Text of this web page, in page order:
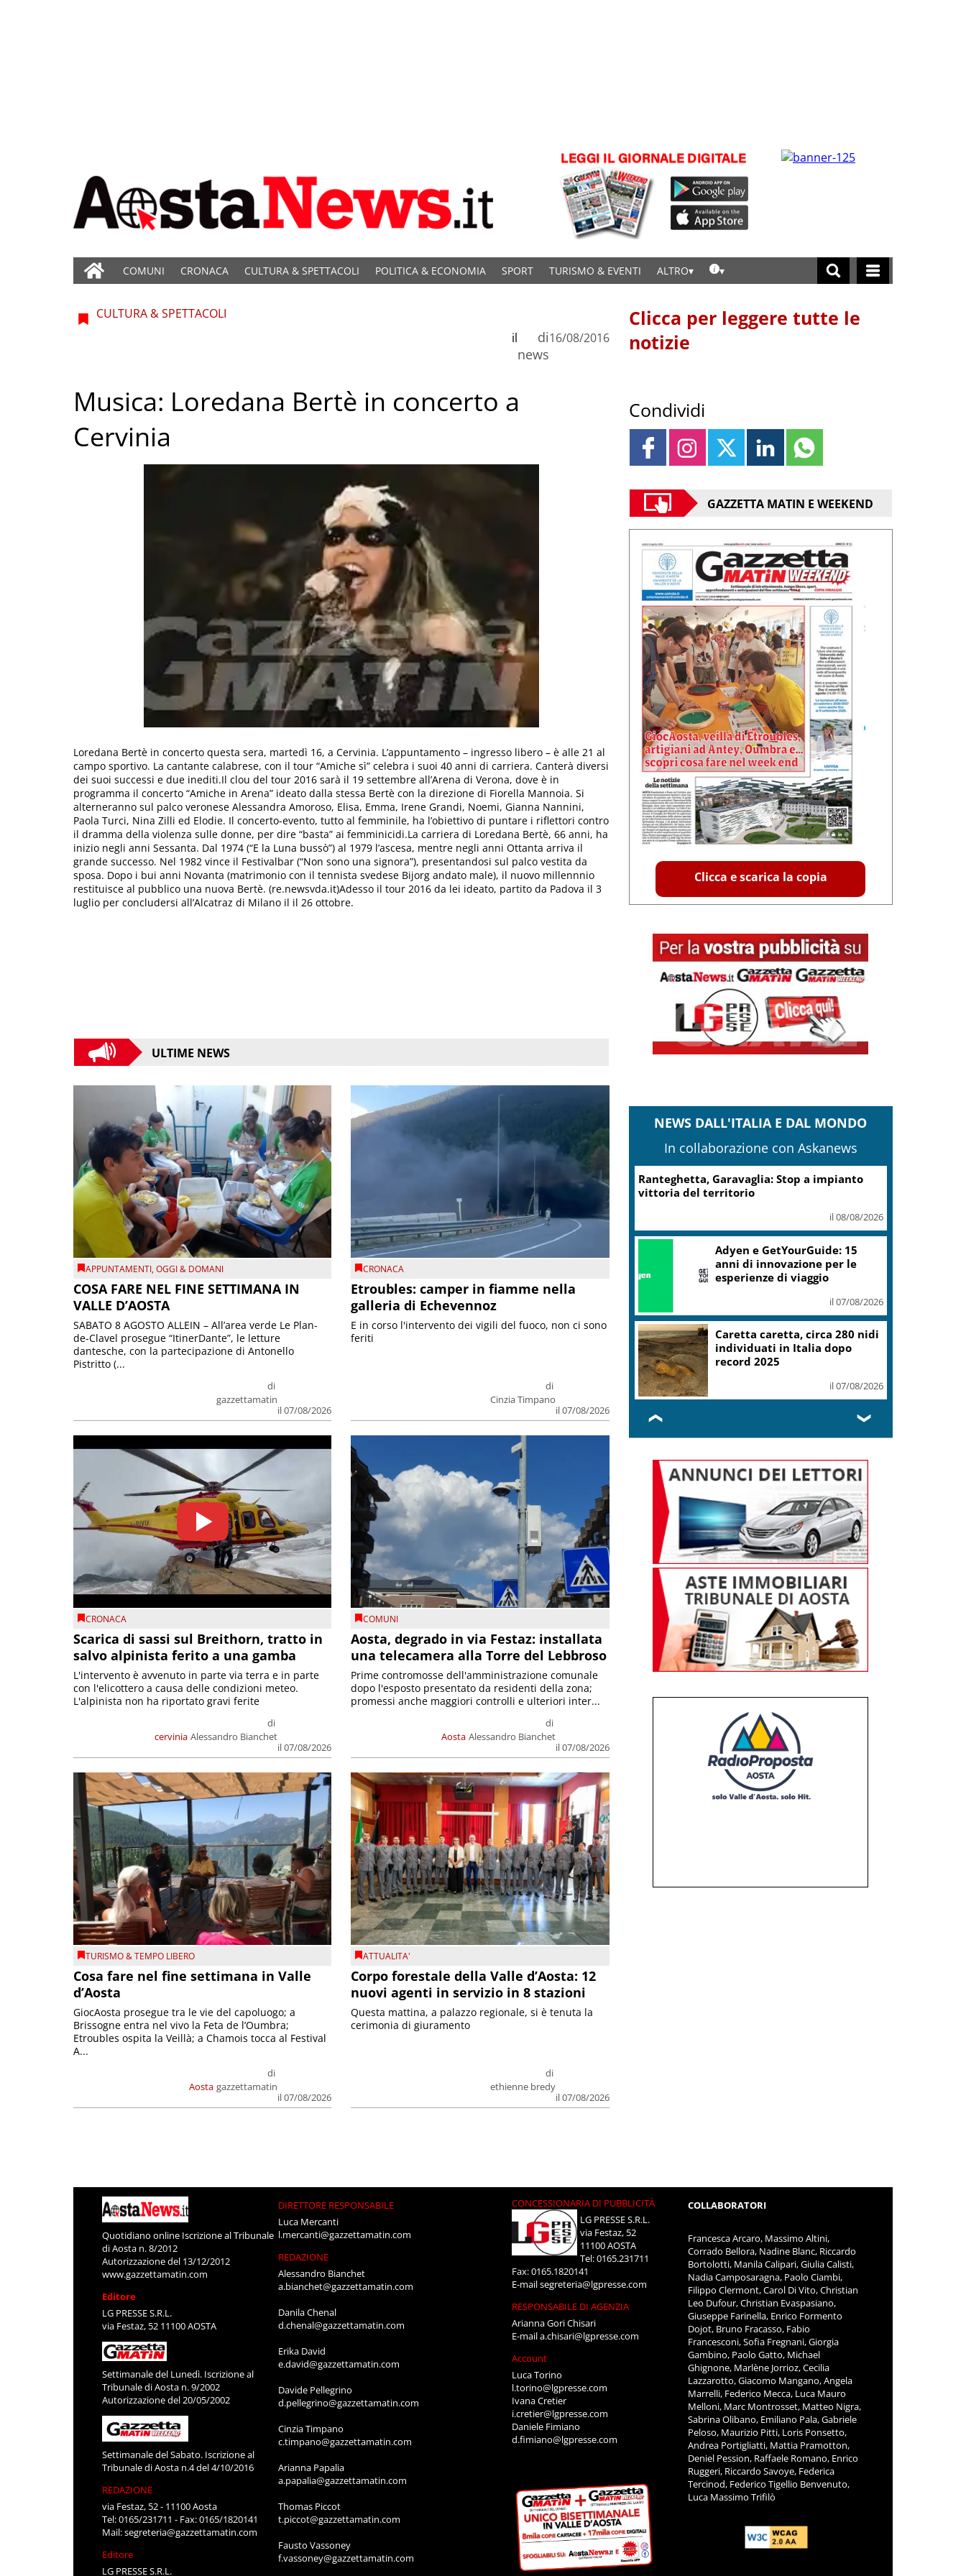
COMUNI CRONACA CULTURA & SPETTACOLI POLITICA & ECONOMIA SPORT TURISMO & EVENTI ALTRO
CULTURA & SPETTACOLI
di
news
il 16/08/2016
Musica: Loredana Bertè in concerto a
Cervinia
Loredana Bertè in concerto questa sera, martedì 16, a Cervinia. L’appuntamento – ingresso libero – è alle 21 al
campo sportivo. La cantante calabrese, con il tour “Amiche sì” celebra i suoi 40 anni di carriera. Canterà diversi
dei suoi successi e due inediti.Il clou del tour 2016 sarà il 19 settembre all’Arena di Verona, dove è in
programma il concerto “Amiche in Arena” ideato dalla stessa Bertè con la direzione di Fiorella Mannoia. Si
alterneranno sul palco veronese Alessandra Amoroso, Elisa, Emma, Irene Grandi, Noemi, Gianna Nannini,
Paola Turci, Nina Zilli ed Elodie. Il concerto-evento, tutto al femminile, ha l’obiettivo di puntare i riflettori contro
il dramma della violenza sulle donne, per dire “basta” ai femminicidi.La carriera di Loredana Bertè, 66 anni, ha
inizio negli anni Sessanta. Dal 1974 (“E la Luna bussò”) al 1979 l’ascesa, mentre negli anni Ottanta arriva il
grande successo. Nel 1982 vince il Festivalbar (“Non sono una signora”), presentandosi sul palco vestita da
sposa. Dopo i bui anni Novanta (matrimonio con il tennista svedese Bijorg andato male), il nuovo millennnio
restituisce al pubblico una nuova Bertè. (re.newsvda.it)Adesso il tour 2016 da lei ideato, partito da Padova il 3
luglio per concludersi all’Alcatraz di Milano il il 26 ottobre.
ULTIME NEWS
APPUNTAMENTI,OGGI & DOMANI
COSA FARE NEL FINE SETTIMANA IN
VALLE D’AOSTA
di
gazzettamatin
il 07/08/2026
SABATO 8 AGOSTO ALLEIN – All’area verde Le Plan-
de-Clavel prosegue “ItinerDante”, le letture
dantesche, con la partecipazione di Antonello
Pistritto (...
CRONACA
Etroubles: camper in fiamme nella
galleria di Echevennoz
di
Cinzia Timpano
il 07/08/2026
E in corso l'intervento dei vigili del fuoco, non ci sono
feriti
CRONACA
Scarica di sassi sul Breithorn, tratto in
salvo alpinista ferito a una gamba
cervinia
di
Alessandro Bianchet
il 07/08/2026
L'intervento è avvenuto in parte via terra e in parte
con l'elicottero a causa delle condizioni meteo.
L'alpinista non ha riportato gravi ferite
COMUNI
Aosta, degrado in via Festaz: installata
una telecamera alla Torre del Lebbroso
Aosta
di
Alessandro Bianchet
il 07/08/2026
Prime contromosse dell'amministrazione comunale
dopo l'esposto presentato da residenti della zona;
promessi anche maggiori controlli e ulteriori inter...
TURISMO & TEMPO LIBERO
Cosa fare nel fine settimana in Valle
d’Aosta
Aosta
di
gazzettamatin
il 07/08/2026
GiocAosta prosegue tra le vie del capoluogo; a
Brissogne entra nel vivo la Feta de l’Oumbra;
Etroubles ospita la Veillà; a Chamois tocca al Festival
A...
ATTUALITA'
Corpo forestale della Valle d’Aosta: 12
nuovi agenti in servizio in 8 stazioni
di
ethienne bredy
il 07/08/2026
Questa mattina, a palazzo regionale, si è tenuta la
cerimonia di giuramento
Clicca per leggere tutte le
notizie
Condividi
GAZZETTA MATIN E WEEKEND
Clicca e scarica la copia
NEWS DALL'ITALIA E DAL MONDO
In collaborazione con Askanews
Turismo, Osservatorio
Telepass: +20% di interesse
il 07/08/2026
Mic, Liguria: 5,8 mln da piano Grandi
Progetti Beni Culturali
il 07/08/2026
Mondiali Wakeboard: primo
oro è azzurro, Noa Gualtieri
campione Under 14
il 07/08/2026
❮ ❯
Quotidiano online Iscrizione al Tribunale
di Aosta n. 8/2012
Autorizzazione del 13/12/2012
www.gazzettamatin.com
Editore
LG PRESSE S.R.L.
via Festaz, 52 11100 AOSTA
Settimanale del Lunedì. Iscrizione al
Tribunale di Aosta n. 9/2002
Autorizzazione del 20/05/2002
Settimanale del Sabato. Iscrizione al
Tribunale di Aosta n.4 del 4/10/2016
REDAZIONE
via Festaz, 52 - 11100 Aosta
Tel: 0165/231711 - Fax: 0165/1820141
Mail:segreteria@gazzettamatin.com
Editore
LG PRESSE S.R.L.
DIRETTORE RESPONSABILE
Luca Mercanti
l.mercanti@gazzettamatin.com
REDAZIONE
Alessandro Bianchet
a.bianchet@gazzettamatin.com
Danila Chenal
d.chenal@gazzettamatin.com
Erika David
e.david@gazzettamatin.com
Davide Pellegrino
d.pellegrino@gazzettamatin.com
Cinzia Timpano
c.timpano@gazzettamatin.com
Arianna Papalia
a.papalia@gazzettamatin.com
Thomas Piccot
t.piccot@gazzettamatin.com
Fausto Vassoney
f.vassoney@gazzettamatin.com
CONCESSIONARIA DI PUBBLICITÀ
LG PRESSE S.R.L.
via Festaz, 52
11100 AOSTA
Tel: 0165.231711
Fax: 0165.1820141
E-mailsegreteria@lgpresse.com
RESPONSABILE DI AGENZIA
Arianna Gori Chisari
E-maila.chisari@lgpresse.com
Account
Luca Torino
l.torino@lgpresse.com
Ivana Cretier
i.cretier@lgpresse.com
Daniele Fimiano
d.fimiano@lgpresse.com
COLLABORATORI
Francesca Arcaro, Massimo Altini,
Corrado Bellora, Nadine Blanc, Riccardo
Bortolotti, Manila Calipari, Giulia Calisti,
Nadia Camposaragna, Paolo Ciambi,
Filippo Clermont, Carol Di Vito, Christian
Leo Dufour, Christian Evaspasiano,
Giuseppe Farinella, Enrico Formento
Dojot, Bruno Fracasso, Fabio
Francesconi, Sofia Fregnani, Giorgia
Gambino, Paolo Gatto, Michael
Ghignone, Marlène Jorrioz, Cecilia
Lazzarotto, Giacomo Mangano, Angela
Marrelli, Federico Mecca, Luca Mauro
Melloni, Marc Montrosset, Matteo Nigra,
Sabrina Olibano, Emiliano Pala, Gabriele
Peloso, Maurizio Pitti, Loris Ponsetto,
Andrea Portigliatti, Mattia Pramotton,
Deniel Pession, Raffaele Romano, Enrico
Ruggeri, Riccardo Savoye, Federica
Tercinod, Federico Tigellio Benvenuto,
Luca Massimo Trifilò